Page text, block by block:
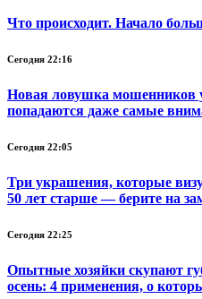
Что происходит. Начало
Сегодня 22:16
Новая ловушка мошенников
попадаются даже самые
Сегодня 22:05
Три украшения, которые
50 лет старше — берите на
Сегодня 22:25
Опытные хозяйки скупают
осень: 4 применения, о